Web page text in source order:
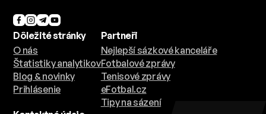
Dôležité stránky
O nás
Štatistiky analytikov
Blog & novinky
Prihlásenie
Partneři
Nejlepší sázkové kanceláře
Fotbalové zprávy
Tenisové zprávy
eFotbal.cz
Tipy na sázení